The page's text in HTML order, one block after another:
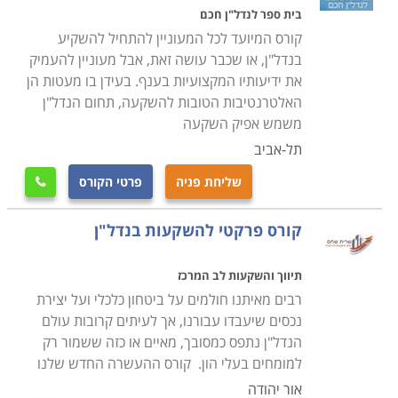
פרטיים, שמבקשים להשקיע את הכנסתם הפנויה באפיק
כלכלי מניב, ולרכוש נכסים שייצרו הכנסה שוטפת בצורת
שכירות, בד בבד לעליית ערכם בהתאם לעליות המתמשכות
השקעות בנדל"ן שופעות בהזדמנויות, והן גם יחסית אפיק
בטוח לאורך זמן. בית שנקנה היום כמעט ודאי שישביח את
ערכו בטווח של שלושים שנה, אולם מרבית המשקיעים
מעוניינים ברווח מהיר יותר, החזר זריז יותר על ההון, או
מינוף הנכסים שנרכשו. לשם כך יש לדעת לזהות ולאתר
בחוכמה את ההזדמנויות האטרקטיביות לקנייה אשר תצדיק
עצמה בטווח יעיל יותר.
רבים המעוניינים ללמוד קורס השקעות בשוק ההון, בוחרים
בסופו של דבר דווקא להתמקד בלימודי שוק הנדל"ן, אשר
מקנה להם כלים מתקדמים ומפתח את יכולתם להשקיע
בתבונה ובאחריות ליצירת רווחים בטוחים יחסית. במסגרת
בית ספר לנדל"ן חכם
קורס המיועד לכל המעוניין להתחיל להשקיע
בנדל"ן, או שכבר עושה זאת, אבל מעוניין להעמיק
את ידיעותיו המקצועיות בענף. בעידן בו מעטות הן
האלטרנטיבות הטובות להשקעה, תחום הנדל"ן
משמש אפיק השקעה
תל-אביב
שליחת פניה פרטי הקורס 
קורס פרקטי להשקעות בנדל"ן
תיווך והשקעות לב המרכז
רבים מאיתנו חולמים על ביטחון כלכלי ועל יצירת
נכסים שיעבדו עבורנו, אך לעיתים קרובות עולם
הנדל"ן נתפס כמסובך, מאיים או כזה ששמור רק
למומחים בעלי הון. קורס ההעשרה החדש שלנו
אור יהודה